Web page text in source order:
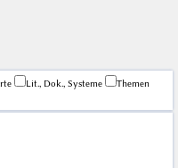
Lit., Dok., Systeme
Themen